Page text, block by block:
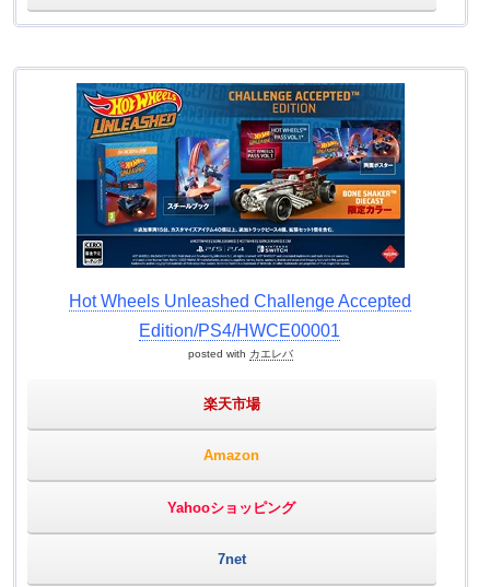
Hot Wheels Unleashed Challenge Accepted
Edition/PS4/HWCE00001
posted with カエレバ
楽天市場
Amazon
Yahooショッピング
7net